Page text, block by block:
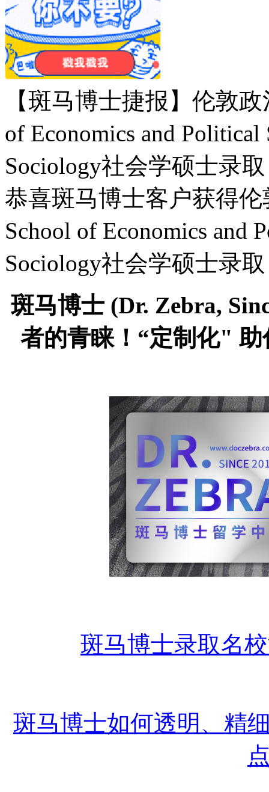
【斑马博士捷报】伦敦
of Economics and
Sociology社会学硕士录
恭喜斑马博士客户获得
School of Economics and
Sociology社会学硕士录
斑马博士 (Dr. Zebra,
者的青睐！“定制化"
斑马博士录取名
斑马博士如何透明、精